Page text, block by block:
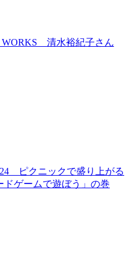
WORKS 清水裕紀子さん
ピクニックで盛り上がる
ドゲームで遊ぼう」の巻